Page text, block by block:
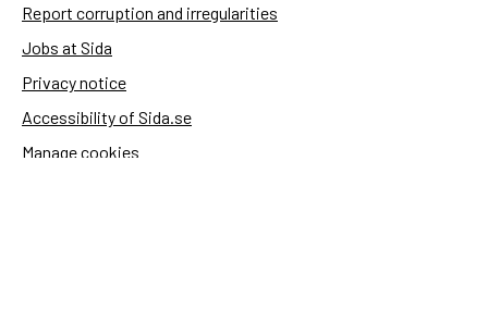
Report corruption and irregularities
Jobs at Sida
Privacy notice
Accessibility of Sida.se
Manage cookies